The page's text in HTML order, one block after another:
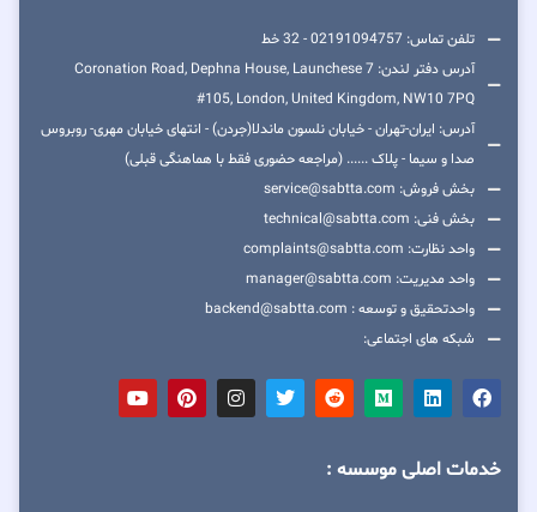
تلفن تماس: 02191094757 - 32 خط
آدرس دفتر لندن: 7 Coronation Road, Dephna House, Launchese
#105, London, United Kingdom, NW10 7PQ
آدرس: ایران-تهران - خیابان نلسون ماندلا(جردن) - انتهای خیابان مهری- روبروس
صدا و سیما - پلاک ...... (مراجعه حضوری فقط با هماهنگی قبلی)
بخش فروش: service@sabtta.com
بخش فنی: technical@sabtta.com
واحد نظارت: complaints@sabtta.com
واحد مدیریت: manager@sabtta.com
واحدتحقیق و توسعه : backend@sabtta.com
شبکه های اجتماعی:
خدمات اصلی موسسه :